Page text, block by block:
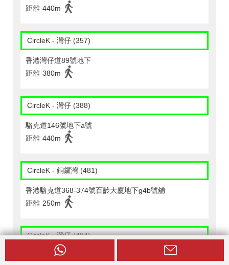
距離 440m
CircleK - 灣仔 (357)
香港灣仔道89號地下
距離 380m
CircleK - 灣仔 (388)
駱克道146號地下a號
距離 440m
CircleK - 銅鑼灣 (481)
香港駱克道368-374號百齡大廈地下g4b號舖
距離 250m
CircleK - 灣仔 (484)
香港柯布連道7a至7b 號及軒尼詩道156、160至162號利